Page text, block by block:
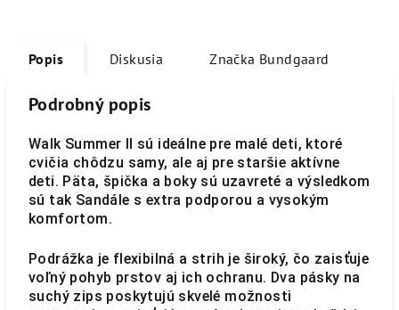
Popis Diskusia Značka Bundgaard
Podrobný popis
Walk Summer II sú ideálne pre malé deti, ktoré
cvičia chôdzu samy, ale aj pre staršie aktívne
deti. Päta, špička a boky sú uzavreté a výsledkom
sú tak Sandále s extra podporou a vysokým
komfortom.
Podrážka je flexibilná a strih je široký, čo zaisťuje
voľný pohyb prstov aj ich ochranu. Dva pásky na
suchý zips poskytujú skvelé možnosti